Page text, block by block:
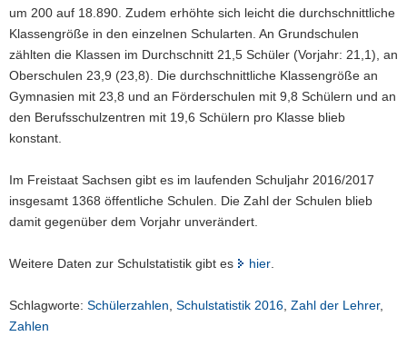
um 200 auf 18.890. Zudem erhöhte sich leicht die durchschnittliche
Klassengröße in den einzelnen Schularten. An Grundschulen
zählten die Klassen im Durchschnitt 21,5 Schüler (Vorjahr: 21,1), an
Oberschulen 23,9 (23,8). Die durchschnittliche Klassengröße an
Gymnasien mit 23,8 und an Förderschulen mit 9,8 Schülern und an
den Berufsschulzentren mit 19,6 Schülern pro Klasse blieb
konstant.
Im Freistaat Sachsen gibt es im laufenden Schuljahr 2016/2017
insgesamt 1368 öffentliche Schulen. Die Zahl der Schulen blieb
damit gegenüber dem Vorjahr unverändert.
Weitere Daten zur Schulstatistik gibt es hier
Schlagworte: Schülerzahlen Schulstatistik 2016 Zahl der Lehrer,
Zahlen